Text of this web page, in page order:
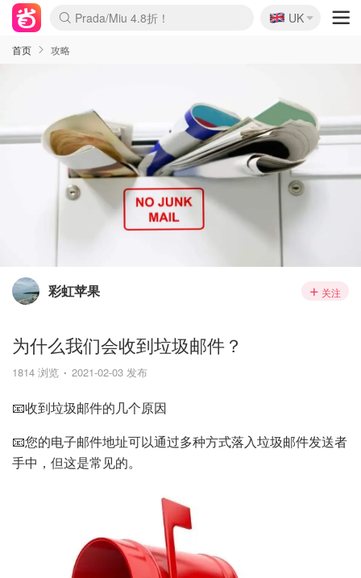
Prada/Miu 4.8折！
🇬🇧
UK
首页 攻略
彩虹苹果 关注
为什么我们会收到垃圾邮件？
1814 浏览 2021-02-03 发布
📧收到垃圾邮件的几个原因
📧您的电子邮件地址可以通过多种方式落入垃圾邮件发送者
手中，但这是常见的。